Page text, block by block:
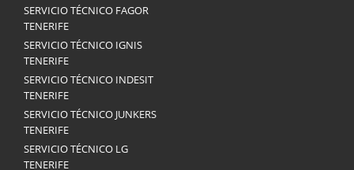
SERVICIO TÉCNICO FAGOR
TENERIFE
SERVICIO TÉCNICO IGNIS
TENERIFE
SERVICIO TÉCNICO INDESIT
TENERIFE
SERVICIO TÉCNICO JUNKERS
TENERIFE
SERVICIO TÉCNICO LG
TENERIFE